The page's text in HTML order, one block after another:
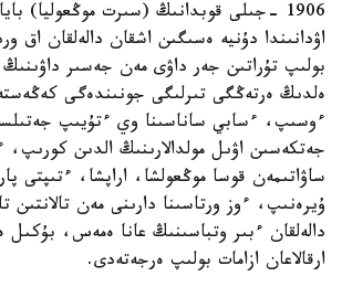
1906 -جىلى قوبدانىڭ (سىرت موڭعوليا)
اۋدانىندا دۇنيە ەسىگىن اشقان دالەلقان اق
بولىپ تۇراتىن جەر داۋى مەن جەسىر داۋىنىڭ
ەلدىڭ ەرتەڭگى تىرلىگى جونىندەگى
ءوسىپ، ءسابي ساناسىنا وي ءتۇيىپ
جەتكەسىن اۋىل مولدالارىنىڭ الدىن كورىپ،
ساۋاتىمەن قوسا موڭعولشا، اراپشا، ءتىپتى
ۇيرەنىپ، ءوز ورتاسىنا دارىنى مەن تالانتىن
دالەلقان ءبىر وتباسىنىڭ عانا ەمەس، بۇكىل
ارقالاعان ازامات بولىپ ەرجەتەدى.